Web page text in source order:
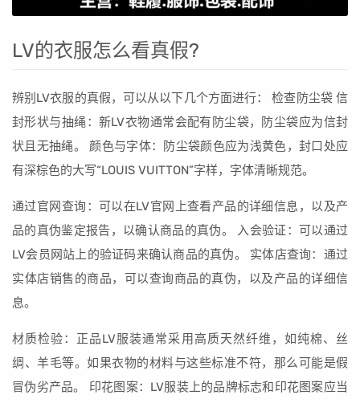
LV的衣服怎么看真假?
辨别LV衣服的真假，可以从以下几个方面进行： 检查防尘袋 信
封形状与抽绳：新LV衣物通常会配有防尘袋，防尘袋应为信封
状且无抽绳。 颜色与字体：防尘袋颜色应为浅黄色，封口处应
有深棕色的大写“LOUIS VUITTON”字样，字体清晰规范。
通过官网查询：可以在LV官网上查看产品的详细信息，以及产
品的真伪鉴定报告，以确认商品的真伪。 入会验证：可以通过
LV会员网站上的验证码来确认商品的真伪。 实体店查询：通过
实体店销售的商品，可以查询商品的真伪，以及产品的详细信
息。
材质检验：正品LV服装通常采用高质天然纤维，如纯棉、丝
绸、羊毛等。如果衣物的材料与这些标准不符，那么可能是假
冒伪劣产品。 印花图案：LV服装上的品牌标志和印花图案应当